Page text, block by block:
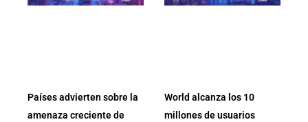
Países advierten sobre la
amenaza creciente de
World alcanza los 10
millones de usuarios